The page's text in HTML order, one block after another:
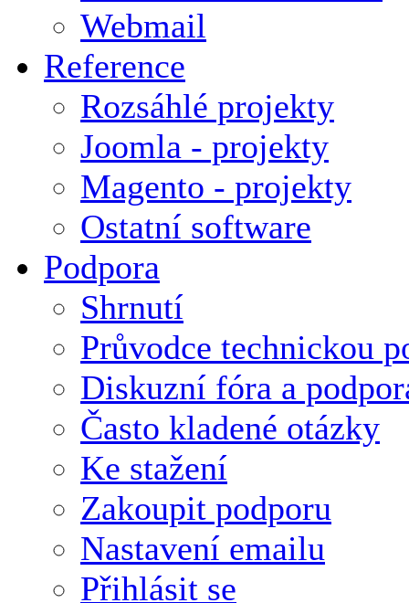
Webmail
Reference
Rozsáhlé projekty
Joomla - projekty
Magento - projekty
Ostatní software
Podpora
Shrnutí
Průvodce technickou
Diskuzní fóra a
Často kladené otázky
Ke stažení
Zakoupit podporu
Nastavení emailu
Přihlásit se